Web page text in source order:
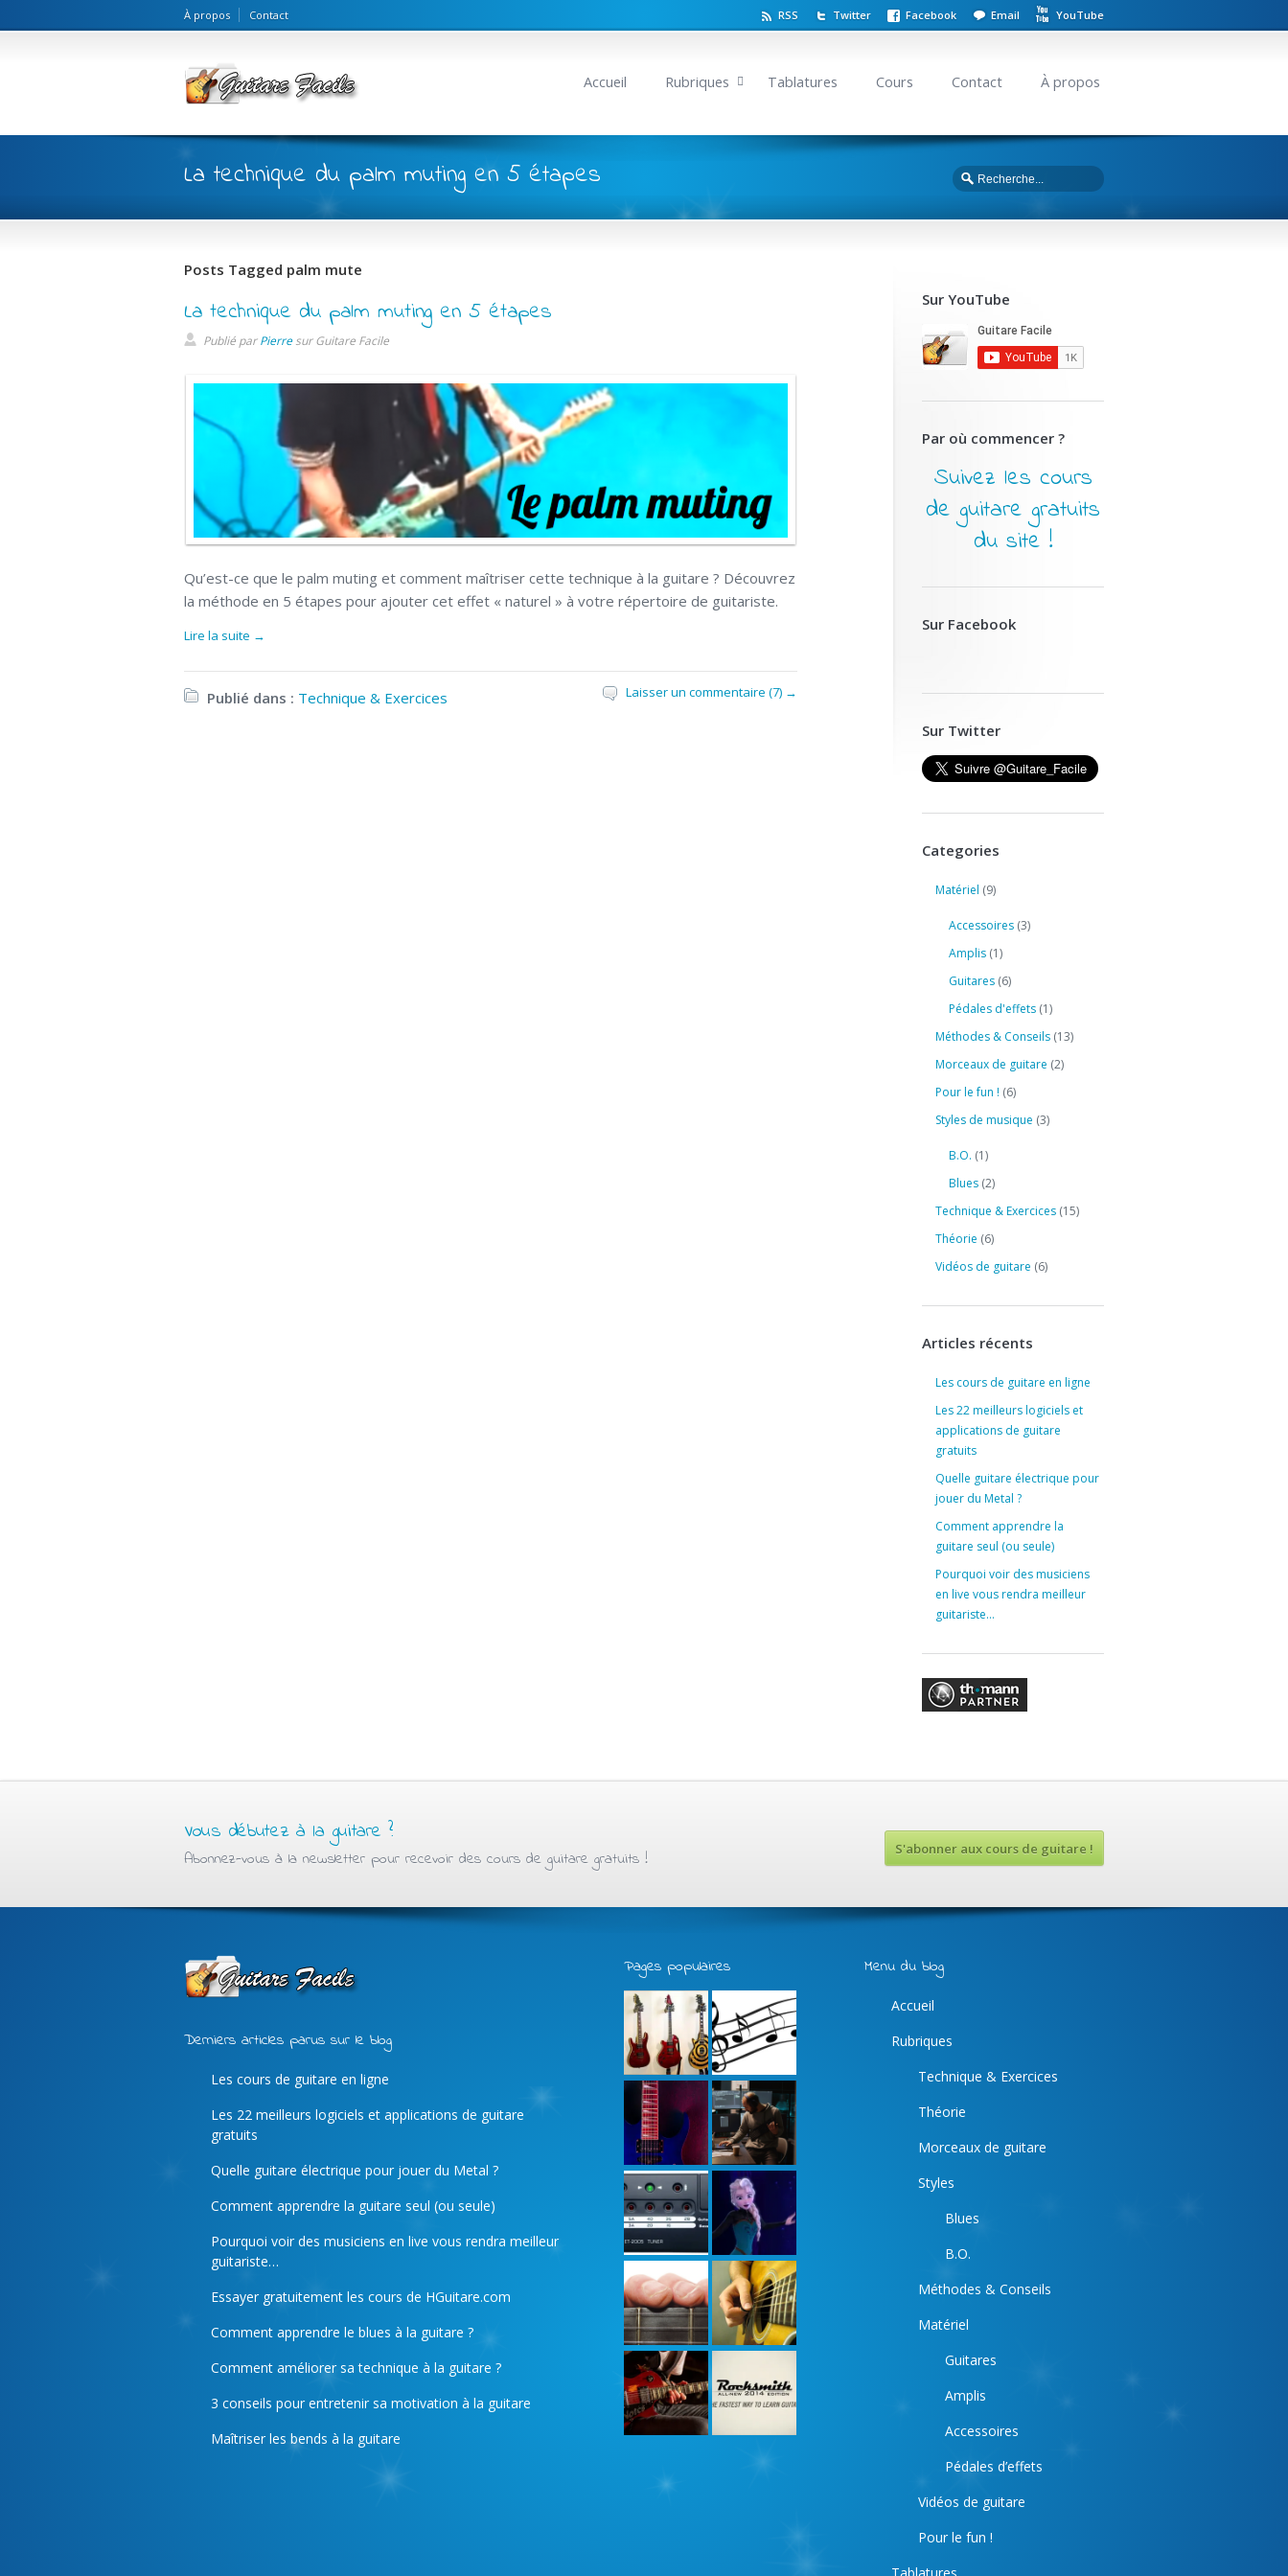
À propos Contact RSS Twitter Facebook Email YouTube
Accueil Rubriques Tablatures Cours Contact À propos
La technique du palm muting en 5 étapes
Posts Tagged palm mute
La technique du palm muting en 5 étapes
Publié parPierresurGuitare Facile
Qu’est-ce que le palm muting et comment maîtriser cette technique à la guitare ? Découvrez
la méthode en 5 étapes pour ajouter cet effet « naturel » à votre répertoire de guitariste.
Lire la suite →
Publié dans : Technique & Exercices Laisser un commentaire (7) →
Sur YouTube
Par où commencer ?
Suivez les cours
de guitare gratuits
du site !
Sur Facebook
Sur Twitter
Categories
Matériel (9)
Accessoires (3)
Amplis (1)
Guitares (6)
Pédales d'effets (1)
Méthodes & Conseils (13)
Morceaux de guitare (2)
Pour le fun ! (6)
Styles de musique (3)
B.O. (1)
Blues (2)
Technique & Exercices (15)
Théorie (6)
Vidéos de guitare (6)
Articles récents
Les cours de guitare en ligne
Les 22 meilleurs logiciels et
applications de guitare
gratuits
Quelle guitare électrique pour
jouer du Metal ?
Comment apprendre la
guitare seul (ou seule)
Pourquoi voir des musiciens
en live vous rendra meilleur
guitariste…
Vous débutez à la guitare ?
Abonnez-vous à la newsletter pour recevoir des cours de guitare gratuits ! S'abonner aux cours de guitare !
Derniers articles parus sur le blog
Les cours de guitare en ligne
Les 22 meilleurs logiciels et applications de guitare
gratuits
Quelle guitare électrique pour jouer du Metal ?
Comment apprendre la guitare seul (ou seule)
Pourquoi voir des musiciens en live vous rendra meilleur
guitariste…
Essayer gratuitement les cours de HGuitare.com
Comment apprendre le blues à la guitare ?
Comment améliorer sa technique à la guitare ?
3 conseils pour entretenir sa motivation à la guitare
Maîtriser les bends à la guitare
Pages populaires Menu du blog
Accueil
Rubriques
Technique & Exercices
Théorie
Morceaux de guitare
Styles
Blues
B.O.
Méthodes & Conseils
Matériel
Guitares
Amplis
Accessoires
Pédales d’effets
Vidéos de guitare
Pour le fun !